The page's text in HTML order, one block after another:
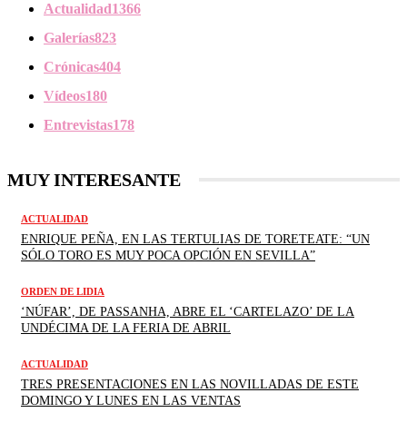
Actualidad1366
Galerías823
Crónicas404
Vídeos180
Entrevistas178
MUY INTERESANTE
ACTUALIDAD
ENRIQUE PEÑA, EN LAS TERTULIAS DE TORETEATE: “UN
SÓLO TORO ES MUY POCA OPCIÓN EN SEVILLA”
ORDEN DE LIDIA
‘NÚFAR’, DE PASSANHA, ABRE EL ‘CARTELAZO’ DE LA
UNDÉCIMA DE LA FERIA DE ABRIL
ACTUALIDAD
TRES PRESENTACIONES EN LAS NOVILLADAS DE ESTE
DOMINGO Y LUNES EN LAS VENTAS